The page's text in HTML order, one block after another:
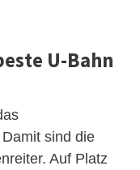
U-Bahn
sind die
Auf Platz